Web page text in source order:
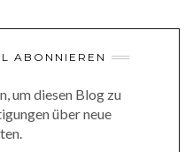
ABONNIEREN
um diesen Blog zu
über neue